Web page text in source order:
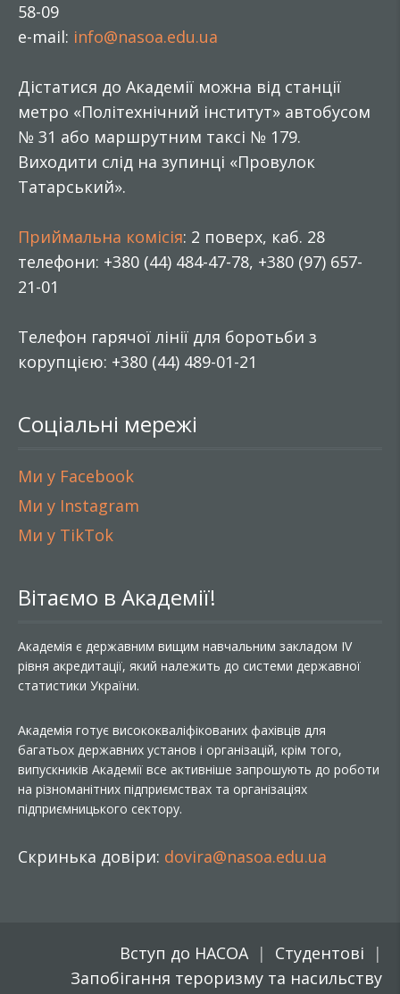
58-09
e-mail: info@nasoa.edu.ua
Дістатися до Академії можна від станції
метро «Політехнічний інститут» автобусом
№ 31 або маршрутним таксі № 179.
Виходити слід на зупинці «Провулок
Татарський».
Приймальна комісія: 2 поверх, каб. 28
телефони: +380 (44) 484-47-78, +380 (97) 657-
21-01
Телефон гарячої лінії для боротьби з
корупцією: +380 (44) 489-01-21
Соціальні мережі
Ми у Facebook
Ми у Instagram
Ми у TikTok
Вітаємо в Академії!
Академія є державним вищим навчальним закладом IV
рівня акредитації, який належить до системи державної
статистики України.
Академія готує висококваліфікованих фахівців для
багатьох державних установ і організацій, крім того,
випускників Академії все активніше запрошують до роботи
на різноманітних підприємствах та організаціях
підприємницького сектору.
Скринька довіри: dovira@nasoa.edu.ua
Вступ до НАСОА
Студентові
Запобігання тероризму та насильству